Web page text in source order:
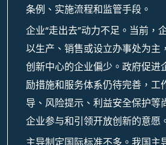
条例、实施流程和监管手段。
企业“走出去”动力不足。当前，
以生产、销售或设立办事处为主
创新中心的企业偏少。政府促进
励措施和服务体系仍待完善，工
导、风险提示、利益安全保护等
企业参与和引领开放创新的意愿